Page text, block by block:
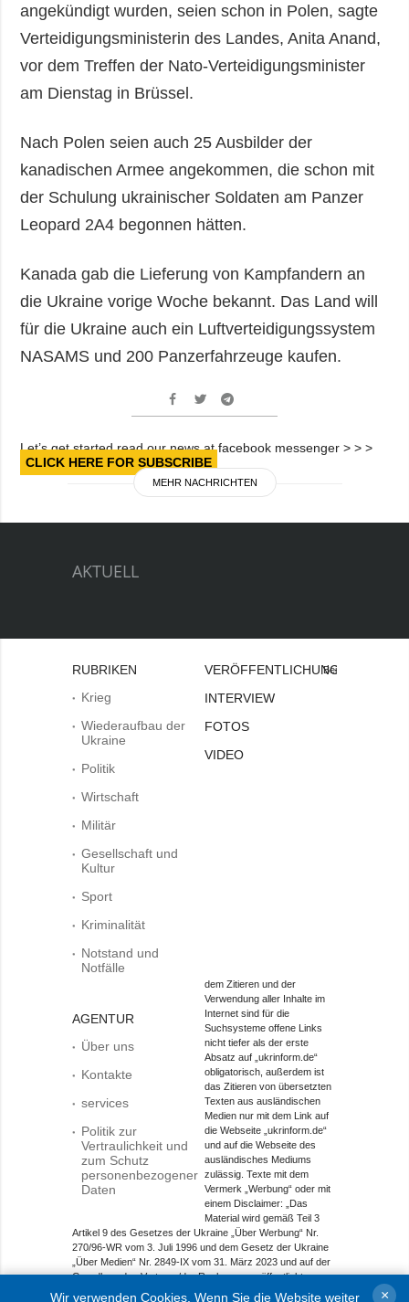
angekündigt wurden, seien schon in Polen, sagte
Verteidigungsministerin des Landes, Anita Anand,
vor dem Treffen der Nato-Verteidigungsminister
am Dienstag in Brüssel.
Nach Polen seien auch 25 Ausbilder der
kanadischen Armee angekommen, die schon mit
der Schulung ukrainischer Soldaten am Panzer
Leopard 2A4 begonnen hätten.
Kanada gab die Lieferung von Kampfandern an
die Ukraine vorige Woche bekannt. Das Land will
für die Ukraine auch ein Luftverteidigungssystem
NASAMS und 200 Panzerfahrzeuge kaufen.
Let’s get started read our news at facebook messenger > > >
CLICK HERE FOR SUBSCRIBE
MEHR NACHRICHTEN
AKTUELL
RUBRIKEN
Krieg
Wiederaufbau der
Ukraine
Politik
Wirtschaft
Militär
Gesellschaft und
Kultur
Sport
Kriminalität
Notstand und
Notfälle
AGENTUR
Über uns
Kontakte
services
Politik zur
Vertraulichkeit und
zum Schutz
personenbezogener
Daten
VERÖFFENTLICHUNGEN
INTERVIEW
FOTOS
VIDEO
Bei
dem Zitieren und der
Verwendung aller Inhalte im
Internet sind für die
Suchsysteme offene Links
nicht tiefer als der erste
Absatz auf „ukrinform.de“
obligatorisch, außerdem ist
das Zitieren von übersetzten
Texten aus ausländischen
Medien nur mit dem Link auf
die Webseite „ukrinform.de“
und auf die Webseite des
ausländisches Mediums
zulässig. Texte mit dem
Vermerk „Werbung“ oder mit
einem Disclaimer: „Das
Material wird gemäß Teil 3
Artikel 9 des Gesetzes der Ukraine „Über Werbung“ Nr.
270/96-WR vom 3. Juli 1996 und dem Gesetz der Ukraine
„Über Medien“ Nr. 2849-IX vom 31. März 2023 und auf der
Grundlage des Vertrags/der Rechnung veröffentlicht.
Wir verwenden Cookies. Wenn Sie die Website weiter ×